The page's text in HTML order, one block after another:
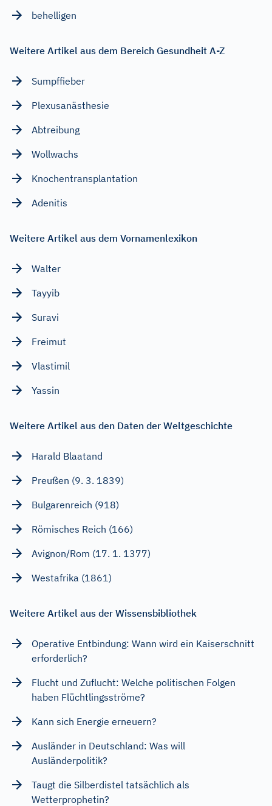
behelligen
Weitere Artikel aus dem Bereich Gesundheit A-Z
Sumpffieber
Plexusanästhesie
Abtreibung
Wollwachs
Knochentransplantation
Adenitis
Weitere Artikel aus dem Vornamenlexikon
Walter
Tayyib
Suravi
Freimut
Vlastimil
Yassin
Weitere Artikel aus den Daten der Weltgeschichte
Harald Blaatand
Preußen (9. 3. 1839)
Bulgarenreich (918)
Römisches Reich (166)
Avignon/Rom (17. 1. 1377)
Westafrika (1861)
Weitere Artikel aus der Wissensbibliothek
Operative Entbindung: Wann wird ein Kaiserschnitt
erforderlich?
Flucht und Zuflucht: Welche politischen Folgen
haben Flüchtlingsströme?
Kann sich Energie erneuern?
Ausländer in Deutschland: Was will
Ausländerpolitik?
Taugt die Silberdistel tatsächlich als
Wetterprophetin?